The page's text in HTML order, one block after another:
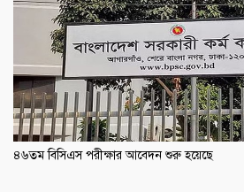
৪৬তম বিসিএস পরীক্ষার আবেদন শুরু হয়েছে